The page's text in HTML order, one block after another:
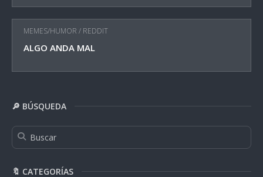
MEMES/HUMOR / REDDIT
ALGO ANDA MAL
🔎 BÚSQUEDA
🔖 CATEGORÍAS